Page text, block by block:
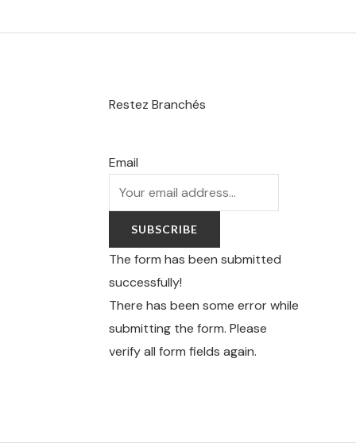
Restez Branchés
Email
SUBSCRIBE
The form has been submitted
successfully!
There has been some error while
submitting the form. Please
verify all form fields again.